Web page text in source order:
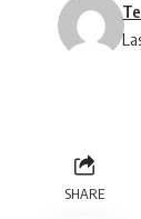
SHARE